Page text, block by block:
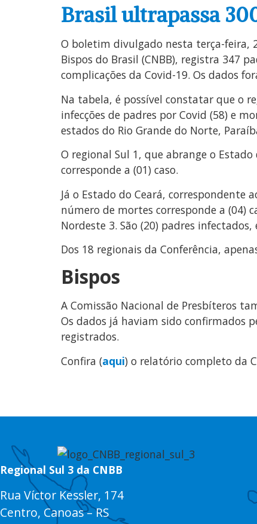
Brasil ultrapassa
O boletim divulgado nesta terça-feira,
Bispos do Brasil (CNBB), registra 347
complicações da Covid-19. Os dados
Na tabela, é possível constatar que o
infecções de padres por Covid (58) e
estados do Rio Grande do Norte,
O regional Sul 1, que abrange o
corresponde a (01) caso.
Já o Estado do Ceará,
número de mortes corresponde a (04)
Nordeste 3. São (20) padres
Dos 18 regionais da Conferência,
Bispos
A Comissão Nacional de Presbíteros
Os dados já haviam sido confirmados
registrados.
Confira (aqui) o relatório completo da
Regional Sul 3 da CNBB
Rua Víctor Kessler, 174
Centro, Canoas – RS